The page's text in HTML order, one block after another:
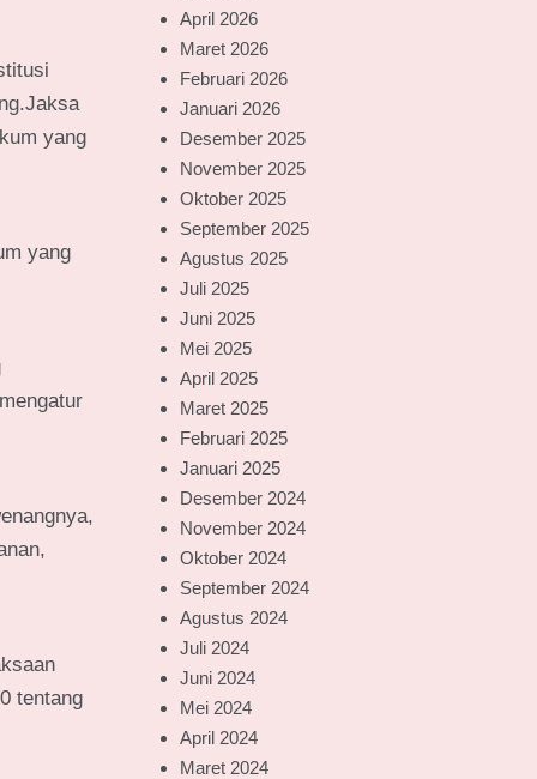
yang
yang
tentang
April 2026
Maret 2026
Februari 2026
Januari 2026
Desember 2025
November 2025
Oktober 2025
September 2025
Agustus 2025
Juli 2025
Juni 2025
Mei 2025
April 2025
Maret 2025
Februari 2025
Januari 2025
Desember 2024
November 2024
Oktober 2024
September 2024
Agustus 2024
Juli 2024
Juni 2024
Mei 2024
April 2024
Maret 2024